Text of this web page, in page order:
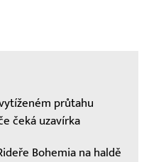
průtahu
čeká uzavírka
Bohemia na haldě